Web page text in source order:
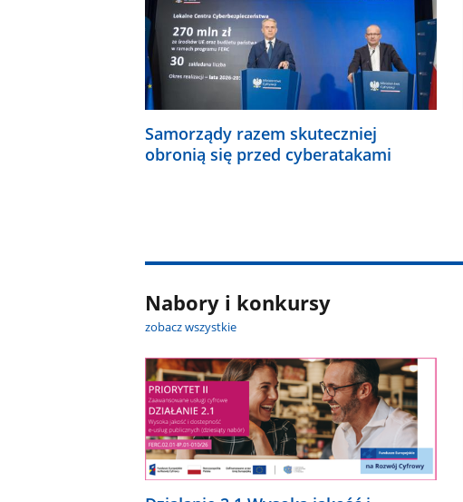
Samorządy razem skuteczniej
obronią się przed cyberatakami
Nabory i konkursy
zobacz wszystkie